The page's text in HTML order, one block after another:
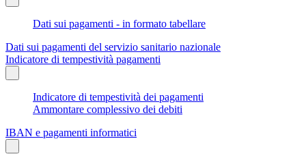
Dati sui pagamenti - in formato tabellare
Dati sui pagamenti del servizio sanitario nazionale
Indicatore di tempestività pagamenti
Indicatore di tempestività dei pagamenti
Ammontare complessivo dei debiti
IBAN e pagamenti informatici